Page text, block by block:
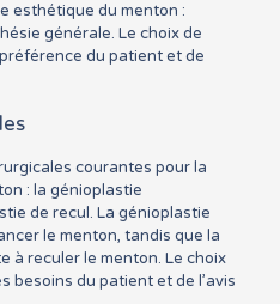
esthétique du menton :
générale. Le choix de
du patient et de
courantes pour la
: la génioplastie
de recul. La génioplastie
le menton, tandis que la
à reculer le menton. Le choix
besoins du patient et de l’avis